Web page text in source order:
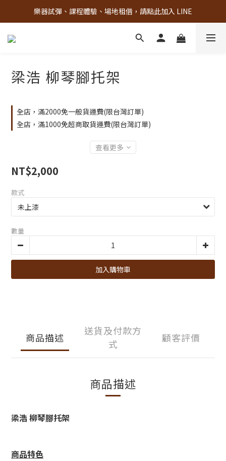
古亭門市 + 先進音樂教室週末假日皆有營業
樂器試彈、課程體驗、場地租借，請點此加入 LINE
古亭門市 + 先進音樂教室週末假日皆有營業
梁浩 柳琴腳托架
全店，滿2000免一般貨運費(限台灣訂單)
全店，滿1000免超商取貨運費(限台灣訂單)
查看更多
NT$2,000
款式
數量
加入購物車
商品描述
送貨及付款方
式
顧客評價
商品描述
梁浩 柳琴腳托架
商品特色